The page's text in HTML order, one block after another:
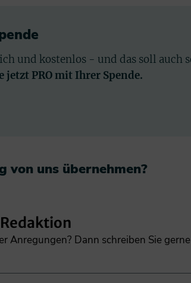
und kostenlos - und das soll auch
jetzt PRO mit Ihrer Spende.
von uns übernehmen?​
Anregungen? Dann schreiben Sie